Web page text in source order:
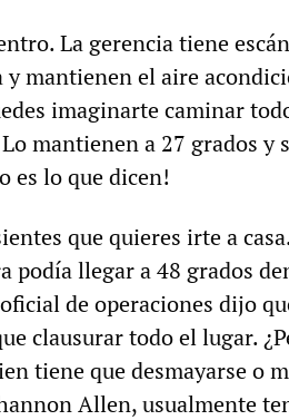
La gerencia tiene
mantienen el aire
imaginarte caminar
mantienen a 27 grados y
es lo que dicen!
que quieres irte a
podía llegar a 48 grados
de operaciones dijo
clausurar todo el lugar.
tiene que desmayarse o
Allen, usualmente